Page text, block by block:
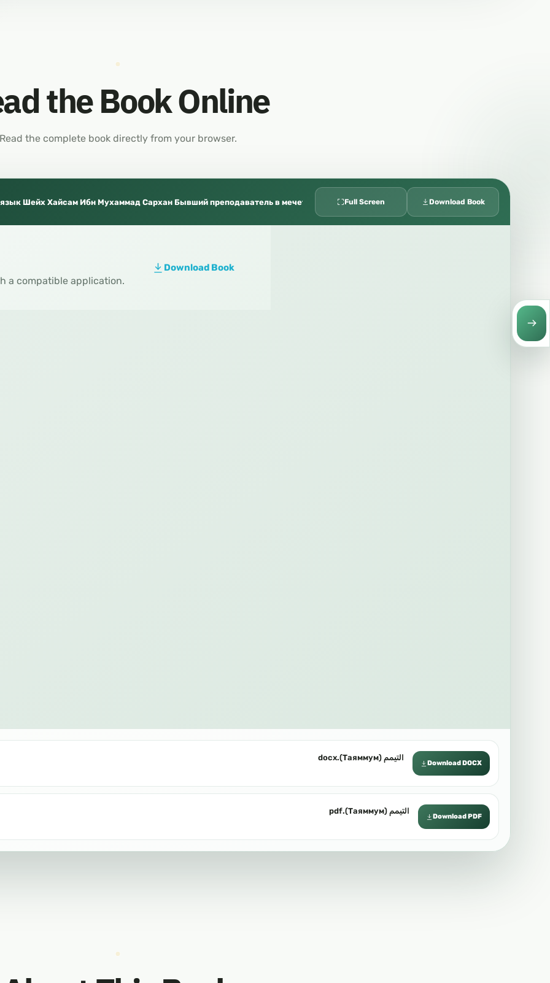
the Book Online
the complete book directly from your browser.
التيمم (Таяммум) التيمم Совершение таяммум اللغة الروسية Русский язык Шейх Хайсам Ибн Мухаммад Сархан Бывший преподаватель в мечети пророка ﷺ Руководитель Института «Сунна»
Full Screen Download Book
a compatible application.
Download Book
التيمم (Таяммум).docx
Download DOCX
التيمم (Таяммум).pdf
Download PDF